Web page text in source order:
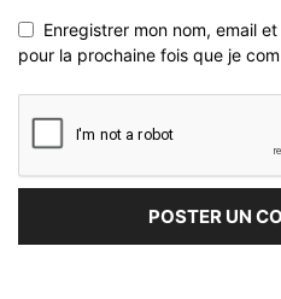
Enregistrer mon nom, email
pour la prochaine fois que je